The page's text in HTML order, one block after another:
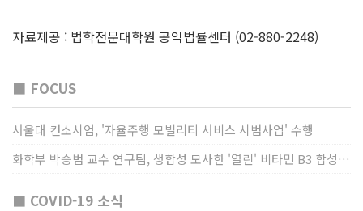
자료제공 : 법학전문대학원 공익법률센터 (02-880-2248)
■ FOCUS
서울대 컨소시엄, '자율주행 모빌리티 서비스 시범사업' 수행
화학부 박승범 교수 연구팀, 생합성 모사한 '열린' 비타민 B3 합성법 개발
■ COVID-19 소식